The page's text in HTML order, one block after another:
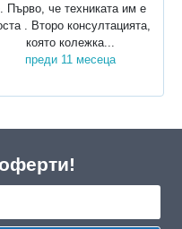
Първо, че техниката им е
. Второ консултацията,
която колежка...
преди 11 месеца